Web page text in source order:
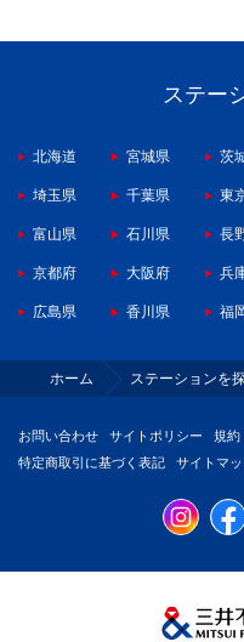
ステー
北海道 宮城県 茨
埼玉県 千葉県 東
富山県 石川県 長
京都府 大阪府 兵
広島県 香川県 福
ホーム ステーションを
お問い合わせ サイトポリシー
規約
特定商取引に基づく表記
サイトマ